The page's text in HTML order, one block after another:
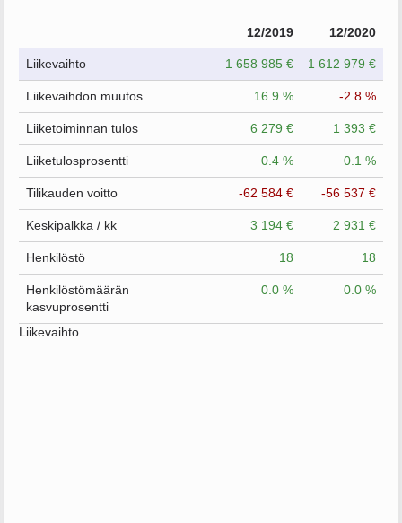
12/2019 12/2020
Liikevaihto 1 658 985 € 1 612 979 €
Liikevaihdon muutos 16.9 % -2.8 %
Liiketoiminnan tulos 6 279 € 1 393 €
Liiketulosprosentti 0.4 % 0.1 %
Tilikauden voitto -62 584 € -56 537 €
Keskipalkka / kk 3 194 € 2 931 €
Henkilöstö 18 18
Henkilöstömäärän
kasvuprosentti
0.0 % 0.0 %
Liikevaihto